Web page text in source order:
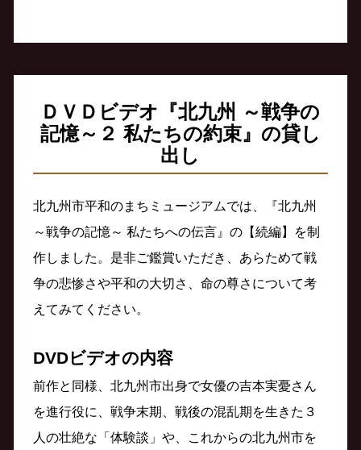
ＤＶＤビデオ『北九州 ～戦争の
記憶～２ 私たちの約束』の貸し
出し
北九州市平和のまちミュージアムでは、『北九州
～戦争の記憶～ 私たちへの伝言』の【続編】を制
作しました。是非ご鑑賞いただき、あらためて戦
争の悲惨さや平和の大切さ、命の尊さについて考
えてみてください。
DVDビデオの内容
前作と同様、北九州市出身で女優の吉本実憂さん
を進行役に、戦争末期、戦後の混乱期を生きた３
人の壮絶な「体験談」や、これからの北九州市を